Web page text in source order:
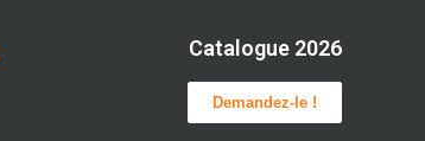
Catalogue 2026
Demandez-le !